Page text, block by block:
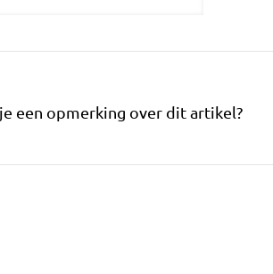
een opmerking over dit artikel?